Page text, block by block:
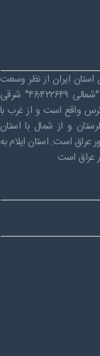
دومین استان ایران از نظر وسعت
به‌شمار می‌رود. مختصات جغرافیایی استان ایلام ۳۳٫۶۳۸۵۳۱°شمالی ۴۶٫۴۲۲۶۴۹° شرقی
واقع است و از غرب با
و از شمال با استان
مشترک با کشور عراق است. استان ایلام به
عراق است